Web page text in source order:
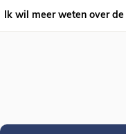
Ik wil meer weten over